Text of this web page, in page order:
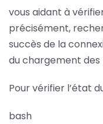
vous aidant à
précisément,
succès de la
du chargement
Pour vérifier l’état
bash